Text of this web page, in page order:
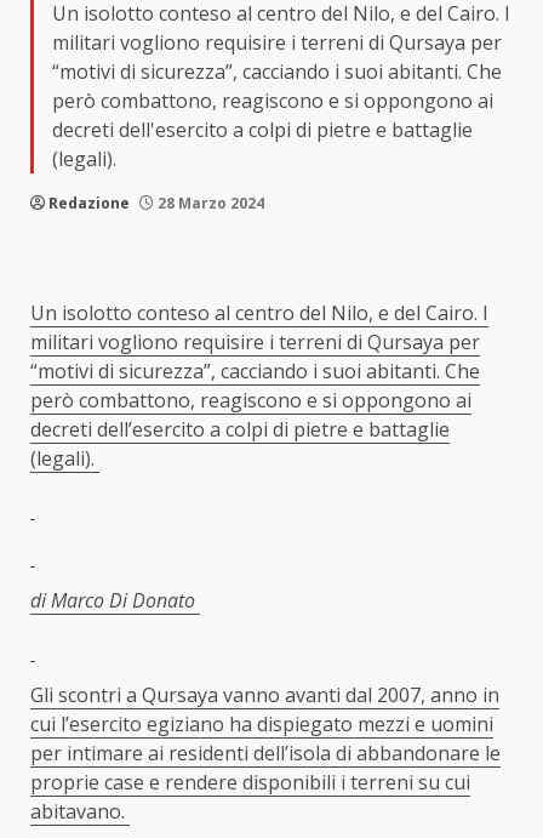
Un isolotto conteso al centro del Nilo, e del Cairo. I
militari vogliono requisire i terreni di Qursaya per
“motivi di sicurezza”, cacciando i suoi abitanti. Che
però combattono, reagiscono e si oppongono ai
decreti dell'esercito a colpi di pietre e battaglie
(legali).
Redazione 28 Marzo 2024
Un isolotto conteso al centro del Nilo, e del Cairo. I
militari vogliono requisire i terreni di Qursaya per
“motivi di sicurezza”, cacciando i suoi abitanti. Che
però combattono, reagiscono e si oppongono ai
decreti dell’esercito a colpi di pietre e battaglie
(legali).
di Marco Di Donato
Gli scontri a Qursaya vanno avanti dal 2007, anno in
cui l’esercito egiziano ha dispiegato mezzi e uomini
per intimare ai residenti dell’isola di abbandonare le
proprie case e rendere disponibili i terreni su cui
abitavano.